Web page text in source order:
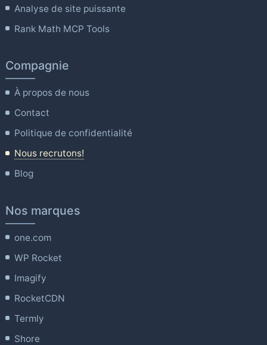
Analyse de site puissante
Rank Math MCP Tools
Compagnie
À propos de nous
Contact
Politique de confidentialité
Nous recrutons!
Blog
Nos marques
one.com
WP Rocket
Imagify
RocketCDN
Termly
Shore